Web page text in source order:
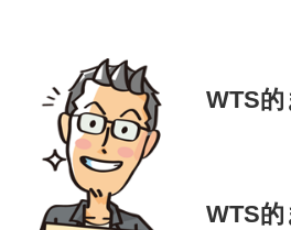
WTS
WTS